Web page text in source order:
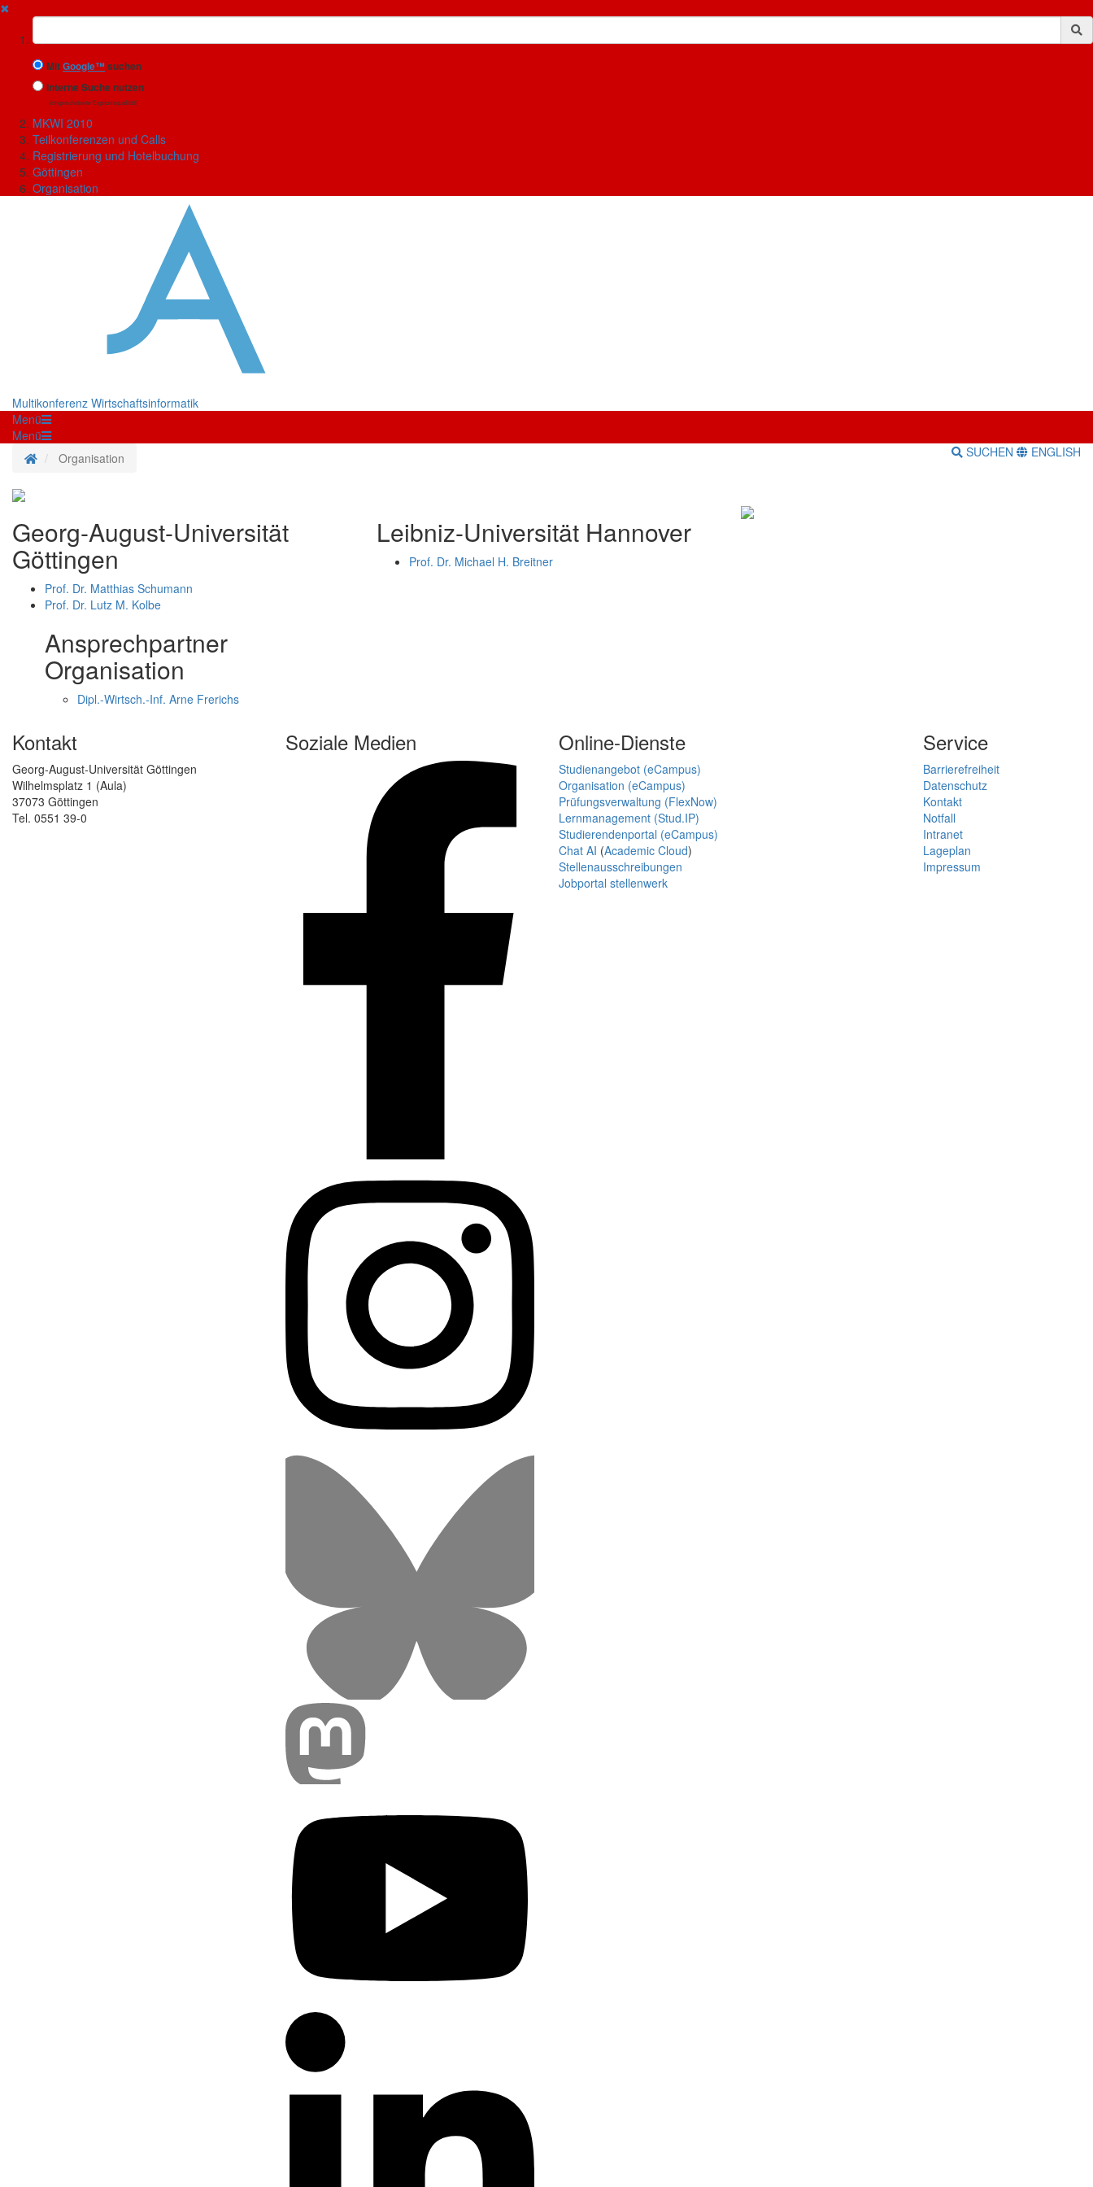
✖
Suchbegriff
MitGoogle™suchen
Interne Suche nutzen
(eingeschränkte Ergebnisqualität)
MKWI 2010
Teilkonferenzen und Calls
Registrierung und Hotelbuchung
Göttingen
Organisation
Multikonferenz Wirtschaftsinformatik
Menü
Menü
StartseiteOrganisation SUCHEN ENGLISH
Georg-August-Universität
Göttingen
Prof. Dr. Matthias Schumann
Prof. Dr. Lutz M. Kolbe
Ansprechpartner
Organisation
Dipl.-Wirtsch.-Inf. Arne Frerichs
Leibniz-Universität Hannover
Prof. Dr. Michael H. Breitner
Kontakt
Georg-August-Universität Göttingen
Wilhelmsplatz 1 (Aula)
37073 Göttingen
Tel. 0551 39-0
Soziale Medien Online-Dienste
Studienangebot (eCampus)
Organisation (eCampus)
Prüfungsverwaltung (FlexNow)
Lernmanagement (Stud.IP)
Studierendenportal (eCampus)
Chat AI (Academic Cloud)
Stellenausschreibungen
Jobportal stellenwerk
Service
Barrierefreiheit
Datenschutz
Kontakt
Notfall
Intranet
Lageplan
Impressum